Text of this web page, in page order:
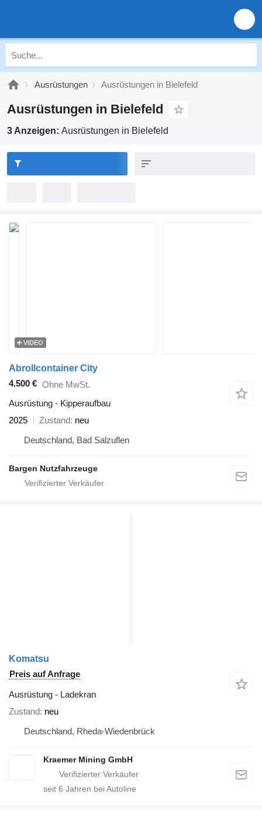
Ausrüstungen Ausrüstungen in Bielefeld
Ausrüstungen in Bielefeld
3 Anzeigen: Ausrüstungen in Bielefeld
VIDEO
Abrollcontainer City
4.500 € Ohne MwSt.
Ausrüstung - Kipperaufbau
2025
Zustand neu
Deutschland, Bad Salzuflen
Bargen Nutzfahrzeuge
Komatsu
Preis auf Anfrage
Ausrüstung - Ladekran
Zustand neu
Deutschland, Rheda-Wiedenbrück
Kraemer Mining GmbH
seit 6 Jahren bei Autoline